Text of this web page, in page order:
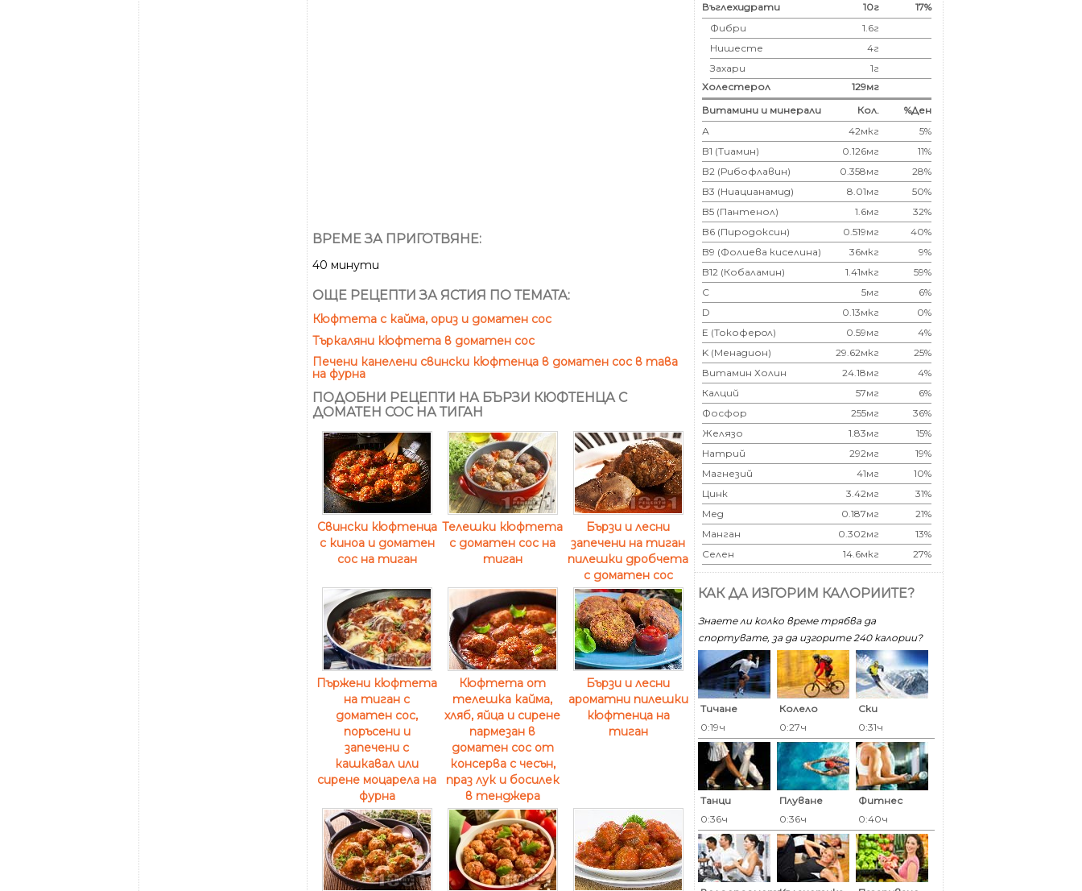
ВРЕМЕ ЗА ПРИГОТВЯНЕ:
40 минути
ОЩЕ РЕЦЕПТИ ЗА ЯСТИЯ ПО ТЕМАТА:
Кюфтета с кайма, ориз и доматен сос
Търкаляни кюфтета в доматен сос
Печени канелени свински кюфтенца в доматен сос в тава
на фурна
ПОДОБНИ РЕЦЕПТИ НА БЪРЗИ КЮФТЕНЦА С
ДОМАТЕН СОС НА ТИГАН
Свински кюфтенца
с киноа и доматен
сос на тиган
Телешки кюфтета
с доматен сос на
тиган
Бързи и лесни
запечени на тиган
пилешки дробчета
с доматен сос
Пържени кюфтета
на тиган с
доматен сос,
поръсени и
запечени с
кашкавал или
сирене моцарела на
фурна
Кюфтета от
телешка кайма,
хляб, яйца и сирене
пармезан в
доматен сос от
консерва с чесън,
праз лук и босилек
в тенджера
Бързи и лесни
ароматни пилешки
кюфтенца на
тиган
Въглехидрати
10г
17%
Фибри
1.6г
Нишесте
4г
Захари
1г
Холестерол
129мг
Витамини и минерали
Кол.
%Ден
А
42мкг
5%
B1 (Тиамин)
0.126мг
11%
B2 (Рибофлавин)
0.358мг
28%
B3 (Ниацианамид)
8.01мг
50%
B5 (Пантенол)
1.6мг
32%
B6 (Пиродоксин)
0.519мг
40%
B9 (Фолиева киселина)
36мкг
9%
B12 (Кобаламин)
1.41мкг
59%
C
5мг
6%
D
0.13мкг
0%
E (Токоферoл)
0.59мг
4%
K (Менадион)
29.62мкг
25%
Витамин Холин
24.18мг
4%
Калций
57мг
6%
Фосфор
255мг
36%
Желязо
1.83мг
15%
Натрий
292мг
19%
Магнезий
41мг
10%
Цинк
3.42мг
31%
Мед
0.187мг
21%
Манган
0.302мг
13%
Селен
14.6мкг 27%
КАК ДА ИЗГОРИМ КАЛОРИИТЕ?
Знаете ли колко време трябва да
спортувате, за да изгорите 240 калoрии?
Тичане
0:19ч
Колело
0:27ч
Ски
0:31ч
Танци
0:36ч
Плуване
0:36ч
Фитнес
0:40ч